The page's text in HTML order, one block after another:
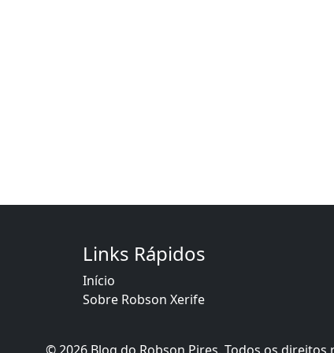
Links Rápidos
Início
Sobre Robson Xerife